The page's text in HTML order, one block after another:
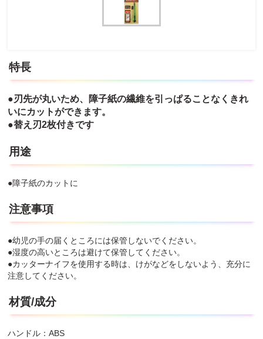
特長
●刃先が丸いため、障子紙の繊維を引っぱることなくきれ
いにカットができます。
●替え刃2枚付きです
用途
●障子紙のカットに
注意事項
●幼児の手の届くところには保管しないでください。
●湿度の高いところは避けて保管してください。
●カッターナイフを使用する時は、けがなどをしないよう、充分に
注意してください。
材質/成分
ハンドル：ABS